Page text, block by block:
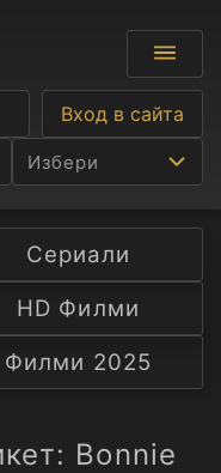
Избери
Ф
С
А
Вход в сайта
Сериали
HD Филми
Филми 2025
Bonnie